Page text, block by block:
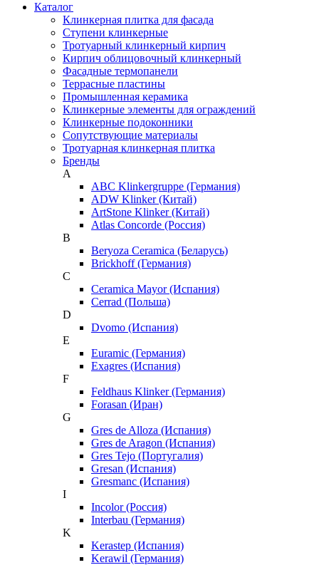
Каталог
Клинкерная плитка для фасада
Ступени клинкерные
Тротуарный клинкерный кирпич
Кирпич облицовочный клинкерный
Фасадные термопанели
Террасные пластины
Промышленная керамика
Клинкерные элементы для ограждений
Клинкерные подоконники
Сопутствующие материалы
Тротуарная клинкерная плитка
Бренды
A
ABC Klinkergruppe (Германия)
ADW Klinker (Китай)
ArtStone Klinker (Китай)
Atlas Concorde (Россия)
B
Beryoza Ceramica (Беларусь)
Brickhoff (Германия)
C
Ceramica Mayor (Испания)
Cerrad (Польша)
D
Dvomo (Испания)
E
Euramic (Германия)
Exagres (Испания)
F
Feldhaus Klinker (Германия)
Forasan (Иран)
G
Gres de Alloza (Испания)
Gres de Aragon (Испания)
Gres Tejo (Португалия)
Gresan (Испания)
Gresmanc (Испания)
I
Incolor (Россия)
Interbau (Германия)
K
Kerastep (Испания)
Kerawil (Германия)